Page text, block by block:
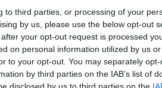
to third parties, or processing of your
by us, please use the below opt-out
your opt-out request is processed
on personal information utilized by us
to your opt-out. You may separately
by third parties on the IAB’s list of
disclosed by us to third parties on the
ο
«χρόνια
Σλοβενίας.
το 2024.
21:03
20:53